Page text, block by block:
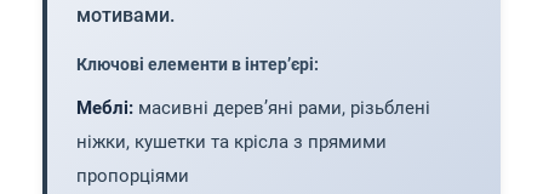
мотивами.
Ключові елементи в інтер’єрі:
Меблі: масивні дерев’яні рами, різьблені
ніжки, кушетки та крісла з прямими
пропорціями